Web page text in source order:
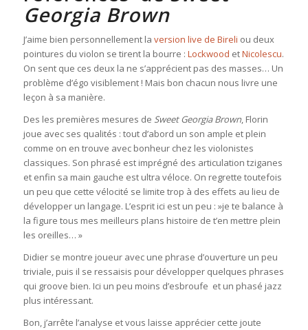
Georgia Brown
J’aime bien personnellement la version live de Bireli ou deux
pointures du violon se tirent la bourre : Lockwood etNicolescu.
On sent que ces deux la ne s’apprécient pas des masses… Un
problème d’égo visiblement ! Mais bon chacun nous livre une
leçon à sa manière.
Des les premières mesures de Sweet Georgia Brown, Florin
joue avec ses qualités : tout d’abord un son ample et plein
comme on en trouve avec bonheur chez les violonistes
classiques. Son phrasé est imprégné des articulation tziganes
et enfin sa main gauche est ultra véloce. On regrette toutefois
un peu que cette vélocité se limite trop à des effets au lieu de
développer un langage. L’esprit ici est un peu : »je te balance à
la figure tous mes meilleurs plans histoire de t’en mettre plein
les oreilles… »
Didier se montre joueur avec une phrase d’ouverture un peu
triviale, puis il se ressaisis pour développer quelques phrases
qui groove bien. Ici un peu moins d’esbroufe et un phasé jazz
plus intéressant.
Bon, j’arrête l’analyse et vous laisse apprécier cette joute